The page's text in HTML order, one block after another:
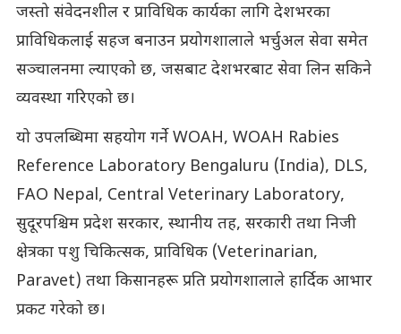
जस्तो संवेदनशील र प्राविधिक कार्यका लागि देशभरका
प्राविधिकलाई सहज बनाउन प्रयोगशालाले भर्चुअल सेवा समेत
सञ्चालनमा ल्याएको छ, जसबाट देशभरबाट सेवा लिन सकिने
व्यवस्था गरिएको छ।
यो उपलब्धिमा सहयोग गर्ने WOAH, WOAH Rabies
Reference Laboratory Bengaluru (India), DLS,
FAO Nepal, Central Veterinary Laboratory,
सुदूरपश्चिम प्रदेश सरकार, स्थानीय तह, सरकारी तथा निजी
क्षेत्रका पशु चिकित्सक, प्राविधिक (Veterinarian,
Paravet) तथा किसानहरू प्रति प्रयोगशालाले हार्दिक आभार
प्रकट गरेको छ।